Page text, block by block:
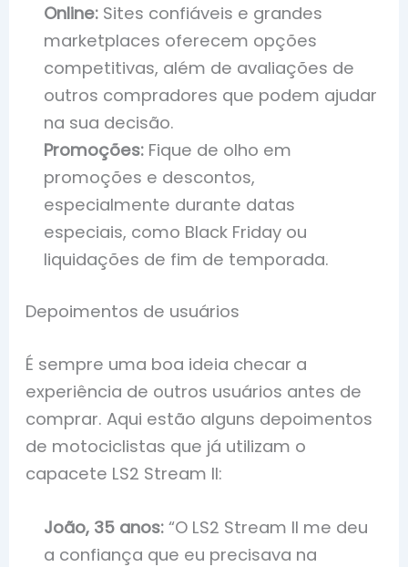
Online: Sites confiáveis e grandes
marketplaces oferecem opções
competitivas, além de avaliações de
outros compradores que podem ajudar
na sua decisão.
Promoções: Fique de olho em
promoções e descontos,
especialmente durante datas
especiais, como Black Friday ou
liquidações de fim de temporada.
Depoimentos de usuários
É sempre uma boa ideia checar a
experiência de outros usuários antes de
comprar. Aqui estão alguns depoimentos
de motociclistas que já utilizam o
capacete LS2 Stream II:
João, 35 anos: “O LS2 Stream II me deu
a confiança que eu precisava na